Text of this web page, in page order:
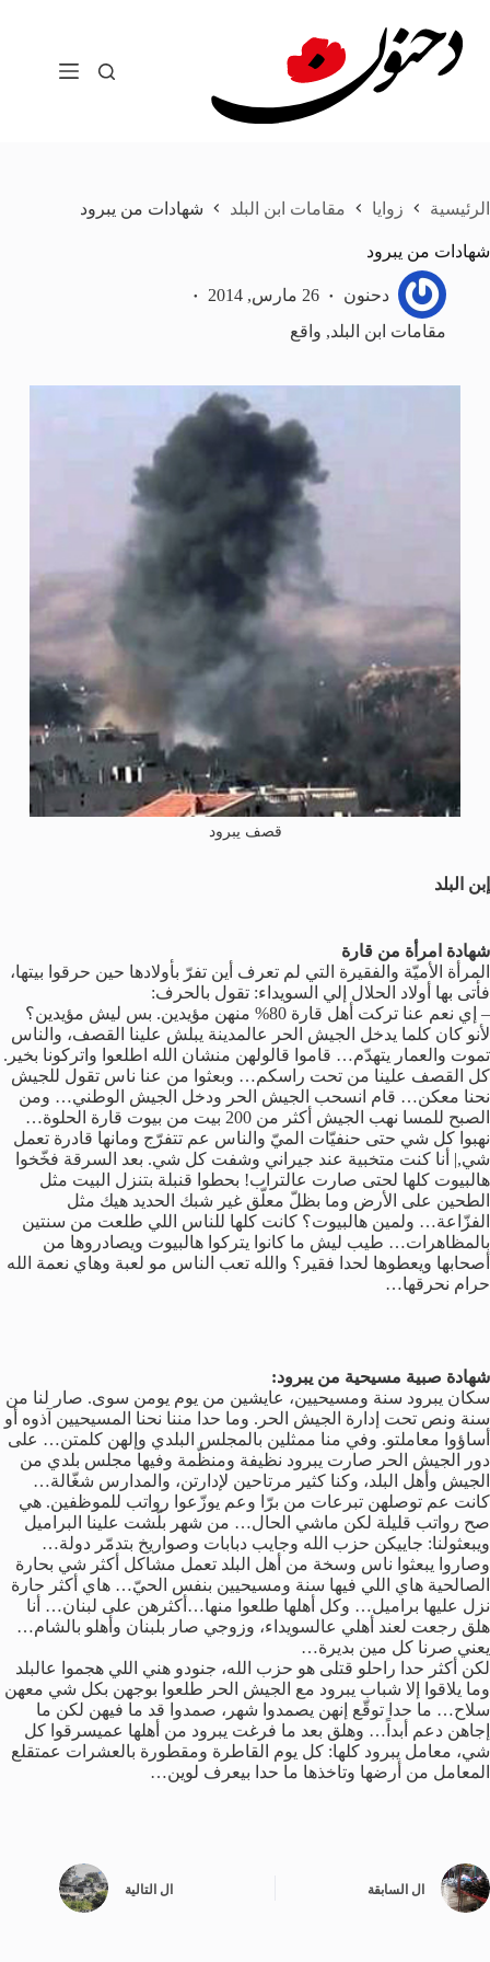
المحتوى
الرئيسية زوايا مقامات ابن البلد شهادات من يبرود
شهادات من يبرود
دحنون
26 مارس, 2014
مقامات ابن البلد, واقع
قصف يبرود
إبن البلد
شهادة امرأة من قارة
المرأة الأميّة والفقيرة التي لم تعرف أين تفرّ بأولادها حين حرقوا بيتها،
فأتى بها أولاد الحلال إلي السويداء: تقول بالحرف:
– إي نعم عنا تركت أهل قارة 80% منهن مؤيدين. بس ليش مؤيدين؟
لأنو كان كلما يدخل الجيش الحر عالمدينة يبلش علينا القصف، والناس
تموت والعمار يتهدّم… قاموا قالولهن منشان الله اطلعوا واتركونا بخير.
كل القصف علينا من تحت راسكم… وبعثوا من عنا ناس تقول للجيش
نحنا معكن… قام انسحب الجيش الحر ودخل الجيش الوطني… ومن
الصبح للمسا نهب الجيش أكثر من 200 بيت من بيوت قارة الحلوة…
نهبوا كل شي حتى حنفيّات الميّ والناس عم تتفرّج ومانها قادرة تعمل
شي,| أنا كنت متخبية عند جيراني وشفت كل شي. بعد السرقة فخّخوا
هالبيوت كلها لحتى صارت عالتراب! بحطوا قنبلة بتنزل البيت مثل
الطحين على الأرض وما بظلّ معلّق غير شبك الحديد هيك مثل
الفزّاعة… ولمين هالبيوت؟ كانت كلها للناس اللي طلعت من سنتين
بالمظاهرات… طيب ليش ما كانوا يتركوا هالبيوت ويصادروها من
أصحابها ويعطوها لحدا فقير؟ والله تعب الناس مو لعبة وهاي نعمة الله
حرام نحرقها…
شهادة صبية مسيحية من يبرود:
سكان يبرود سنة ومسيحيين، عايشين من يوم يومن سوى. صار لنا من
سنة ونص تحت إدارة الجيش الحر. وما حدا مننا نحنا المسيحيين آذوه أو
أساؤوا معاملتو. وفي منا ممثلين بالمجلس البلدي وإلهن كلمتن… على
دور الجيش الحر صارت يبرود نظيفة ومنظّمة وفيها مجلس بلدي من
الجيش وأهل البلد، وكنا كثير مرتاحين لإدارتن، والمدارس شغّالة…
كانت عم توصلهن تبرعات من برّا وعم يوزّعوا رواتب للموظفين. هي
صح رواتب قليلة لكن ماشي الحال… من شهر بلّشت علينا البراميل
ويبعثولنا: جاييكن حزب الله وجايب دبابات وصواريخ بتدمّر دولة…
وصاروا يبعثوا ناس وسخة من أهل البلد تعمل مشاكل أكثر شي بحارة
الصالحية هاي اللي فيها سنة ومسيحيين بنفس الحيّ… هاي أكثر حارة
نزل عليها براميل… وكل أهلها طلعوا منها…أكثرهن على لبنان… أنا
هلق رجعت لعند أهلي عالسويداء، وزوجي صار بلبنان وأهلو بالشام…
يعني صرنا كل مين بديرة…
لكن أكثر حدا راحلو قتلى هو حزب الله، جنودو هني اللي هجموا عالبلد
وما يلاقوا إلا شباب يبرود مع الجيش الحر طلعوا بوجهن بكل شي معهن
سلاح… ما حدا توقّع إنهن يصمدوا شهر، صمدوا قد ما فيهن لكن ما
إجاهن دعم أبداً… وهلق بعد ما فرغت يبرود من أهلها عميسرقوا كل
شي، معامل يبرود كلها: كل يوم القاطرة ومقطورة بالعشرات عمتقلع
المعامل من أرضها وتاخذها ما حدا بيعرف لوين…
ال السابقة ال التالية